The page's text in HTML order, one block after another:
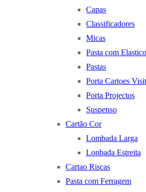
Capas
Classificadores
Micas
Pasta com
Pastas
Porta Cartoes
Porta Projectos
Suspenso
Cartão Cor
Lombada Larga
Lonbada Estreita
Cartao Riscas
Pasta com Ferragem